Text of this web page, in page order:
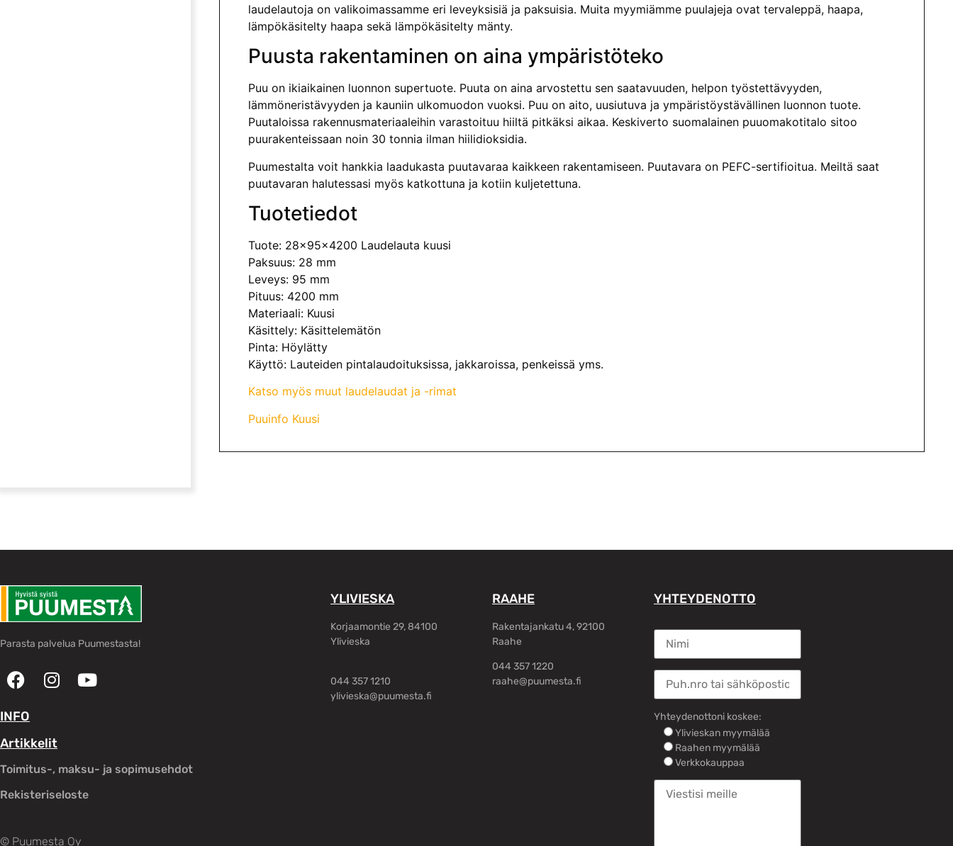
laudelautoja on valikoimassamme eri leveyksisiä ja paksuisia. Muita myymiämme puulajeja ovat tervaleppä, haapa,
lämpökäsitelty haapa sekä lämpökäsitelty mänty.
Puusta rakentaminen on aina ympäristöteko
Puu on ikiaikainen luonnon supertuote. Puuta on aina arvostettu sen saatavuuden, helpon työstettävyyden,
lämmöneristävyyden ja kauniin ulkomuodon vuoksi. Puu on aito, uusiutuva ja ympäristöystävällinen luonnon tuote.
Puutaloissa rakennusmateriaaleihin varastoituu hiiltä pitkäksi aikaa. Keskiverto suomalainen puuomakotitalo sitoo
puurakenteissaan noin 30 tonnia ilman hiilidioksidia.
Puumestalta voit hankkia laadukasta puutavaraa kaikkeen rakentamiseen. Puutavara on PEFC-sertifioitua. Meiltä saat
puutavaran halutessasi myös katkottuna ja kotiin kuljetettuna.
Tuotetiedot
Tuote: 28x95x4200 Laudelauta kuusi
Paksuus: 28 mm
Leveys: 95 mm
Pituus: 4200 mm
Materiaali: Kuusi
Käsittely: Käsittelemätön
Pinta: Höylätty
Käyttö: Lauteiden pintalaudoituksissa, jakkaroissa, penkeissä yms.
Katso myös muut laudelaudat ja -rimat
Puuinfo Kuusi
Parasta palvelua Puumestasta!
INFO
Artikkelit
Toimitus-, maksu- ja sopimusehdot
Rekisteriseloste
© Puumesta Oy
YLIVIESKA
Korjaamontie 29, 84100
Ylivieska
044 357 1210
ylivieska@puumesta.fi
RAAHE
Rakentajankatu 4, 92100
Raahe
044 357 1220
raahe@puumesta.fi
YHTEYDENOTTO
Yhteydenottoni koskee:
Ylivieskan myymälää
Raahen myymälää
Verkkokauppaa